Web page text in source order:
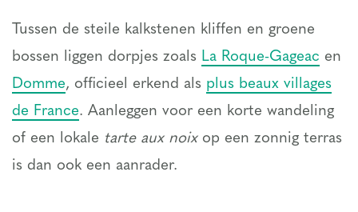
Tussen de steile kalkstenen kliffen en groene
bossen liggen dorpjes zoals La Roque-Gageac en
Domme, officieel erkend als plus beaux villages
de France. Aanleggen voor een korte wandeling
of een lokale tarte aux noixop een zonnig terras
is dan ook een aanrader.